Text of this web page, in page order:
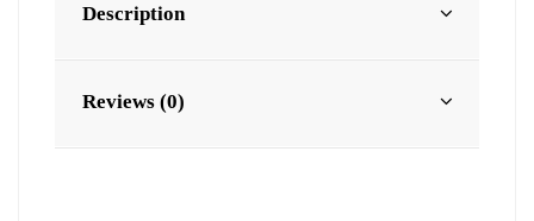
Description
Reviews (0)